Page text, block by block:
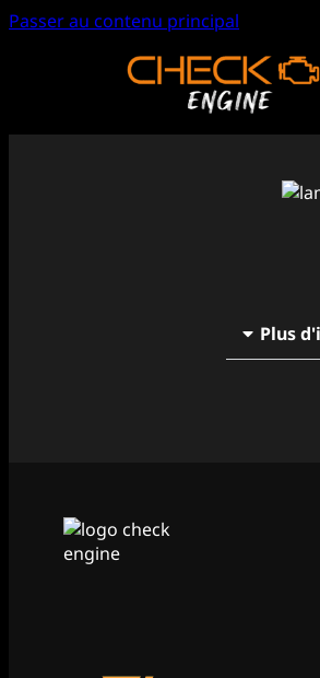
Passer au contenu principal
Plus